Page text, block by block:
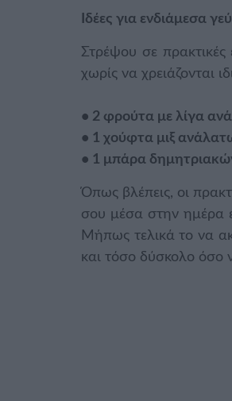
Ιδέες για ενδιάμεσα
Στρέψου σε
χωρίς να χρειάζονται
• 2 φρούτα με λίγα
• 1 χούφτα μιξ
• 1 μπάρα
Όπως βλέπεις, οι
σου μέσα στην ημέρα
Μήπως τελικά το να
και τόσο δύσκολο όσο